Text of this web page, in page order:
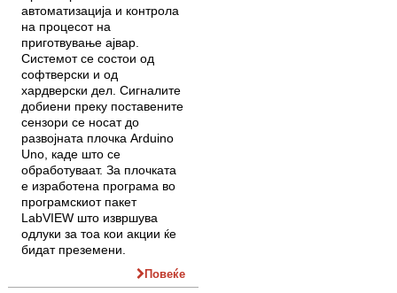
автоматизација и контрола
на процесот на
приготвување ајвар.
Системот се состои од
софтверски и од
хардверски дел. Сигналите
добиени преку поставените
сензори се носат до
развојната плочка Arduino
Uno, каде што се
обработуваат. За плочката
е изработена програма во
програмскиот пакет
LabVIEW што извршува
одлуки за тоа кои акции ќе
бидат преземени.
Повеќе